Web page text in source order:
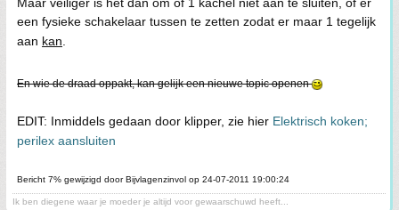
een fysieke schakelaar tussen te zetten zodat er maar 1 tegelijk
aan kan
En wie de draad oppakt, kan gelijk een nieuwe topic openen
EDIT: Inmiddels gedaan door klipper, zie hier Elektrisch koken;
perilex aansluiten
Bericht 7% gewijzigd door Bijvlagenzinvol op 24-07-2011 19:00:24
Ik ben diegene waar je moeder je altijd voor gewaarschuwd heeft...